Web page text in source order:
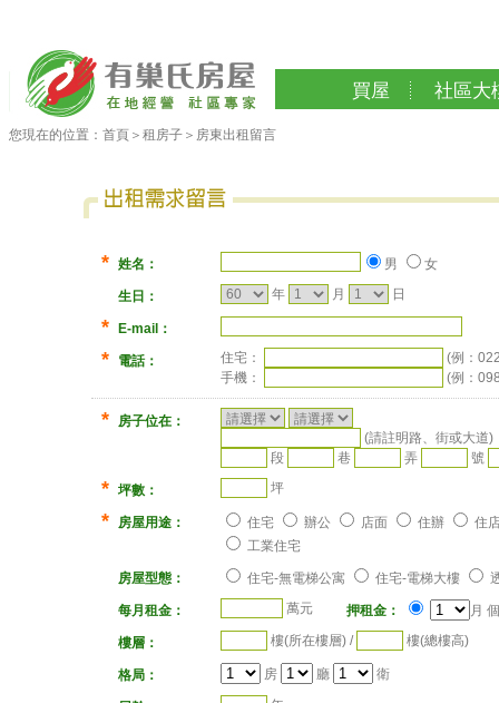
買屋 社區大
您現在的位置： 首頁 ＞ 租房子 ＞ 房東出租留言
* 姓名： 男 女
生日： 年 月 日
* E-mail：
* 電話： 住宅：
(例：
手機：
(例：
*
房子位在：
(請註明路、街或大道)
段
巷 弄 號
* 坪數： 坪
* 房屋用途： 住宅 辦公 店面 住辦
住
工業住宅
房屋型態： 住宅-無電梯公寓 住宅-電梯大樓
每月租金： 萬元 押租金： 月
樓層： 樓(所在樓層) / 樓(總樓高)
格局： 房 廳 衛